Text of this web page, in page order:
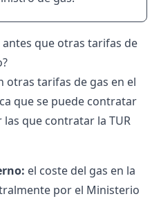
que otras tarifas de
otras tarifas de gas en el
que se puede contratar
las que contratar la TUR
el coste del gas en la
por el Ministerio